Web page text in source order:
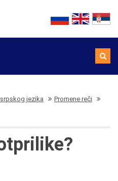
jezika Promene reči